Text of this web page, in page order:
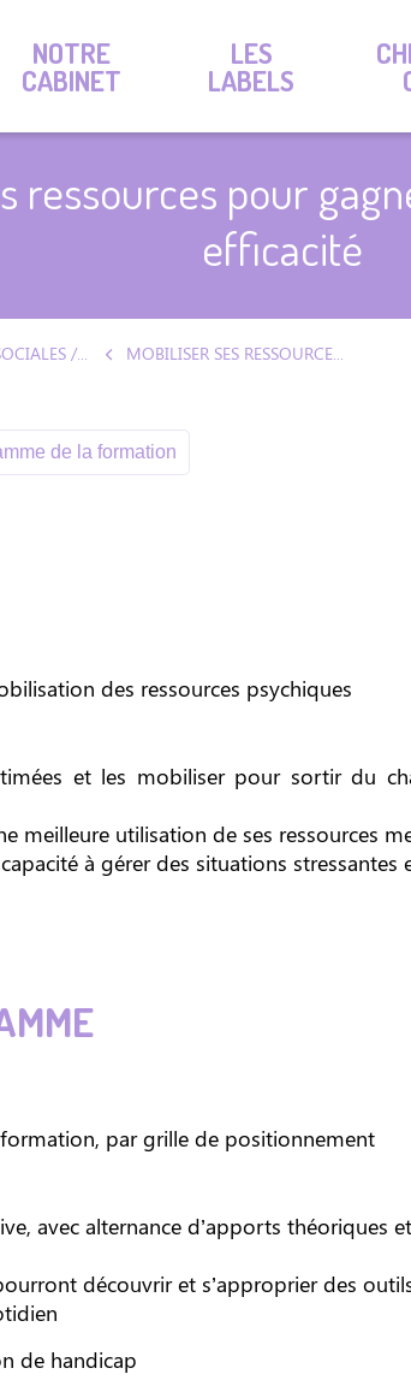
NOTRE
CABINET
LES
LABELS
ressources pour
efficacité
RH / RELATIONS SOCIALES / MANAGEMENT MOBILISER SES RESSOURCES POUR GAGNER EN CONFIANCE ET EN EFFICACITÉ
de la formation
des ressources psychiques
et les mobiliser pour sortir du
meilleure utilisation de ses ressources
à gérer des situations stressantes
par grille de positionnement
avec alternance d’apports théoriques et
découvrir et s’approprier des
de handicap